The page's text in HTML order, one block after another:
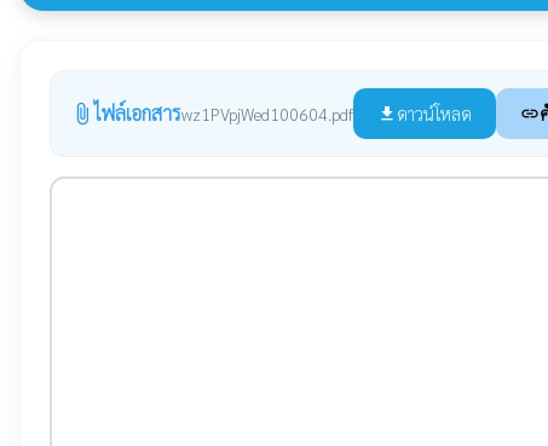
attach_file ไฟล์เอกสารwz1PVpjWed100604.pdf file_download ดาวน์โหลด link